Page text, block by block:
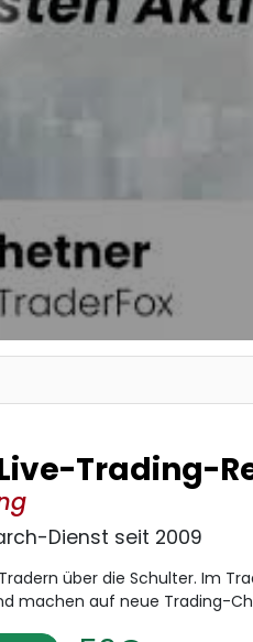
Trading-
Dienst seit 2009
über die Schulter. Im
machen auf neue Trading-